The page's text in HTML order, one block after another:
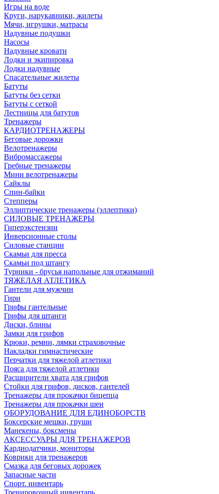
Игры на воде
Круги, нарукавники, жилеты
Мячи, игрушки, матрасы
Надувные подушки
Насосы
Надувные кровати
Лодки и экипировка
Лодки надувные
Спасательные жилеты
Батуты
Батуты без сетки
Батуты с сеткой
Лестницы для батутов
Тренажеры
КАРДИОТРЕНАЖЕРЫ
Беговые дорожки
Велотренажеры
Вибромассажеры
Гребные тренажеры
Мини велотренажеры
Сайклы
Спин-байки
Степперы
Эллиптические тренажеры (эллептики)
СИЛОВЫЕ ТРЕНАЖЕРЫ
Гиперэкстензии
Инверсионные столы
Силовые станции
Скамьи для пресса
Скамьи под штангу
Турники - брусья напольные для отжиманий
ТЯЖЕЛАЯ АТЛЕТИКА
Гантели для мужчин
Гири
Грифы гантельные
Грифы для штанги
Диски, блины
Замки для грифов
Крюки, ремни, лямки страховочные
Накладки гимнастические
Перчатки для тяжелой атлетики
Пояса для тяжелой атлетики
Расширители хвата для грифов
Стойки для грифов, дисков, гантелей
Тренажеры для прокачки бицепца
Тренажеры для прокачки шеи
ОБОРУДОВАНИЕ ДЛЯ ЕДИНОБОРСТВ
Боксерские мешки, груши
Манекены, боксмены
АКСЕССУАРЫ ДЛЯ ТРЕНАЖЕРОВ
Кардиодатчики, мониторы
Коврики для тренажеров
Смазка для беговых дорожек
Запасные части
Спорт. инвентарь
Тренировочный инвентарь